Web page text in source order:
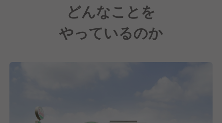
どんなことを
やっているのか